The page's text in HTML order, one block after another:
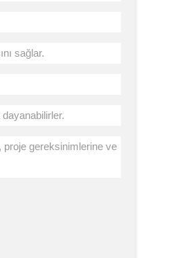
sağlar.
gereksinimlerine ve